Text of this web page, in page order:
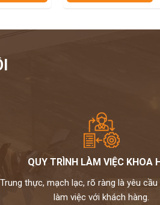
QUY TRÌNH LÀM VIỆC KHOA
Trung thực, mạch lạc, rõ ràng là yêu
làm việc với khách hàng.